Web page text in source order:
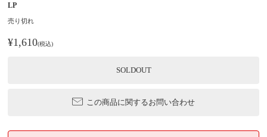
LP
売り切れ
¥1,610(税込)
SOLDOUT
この商品に関するお問い合わせ